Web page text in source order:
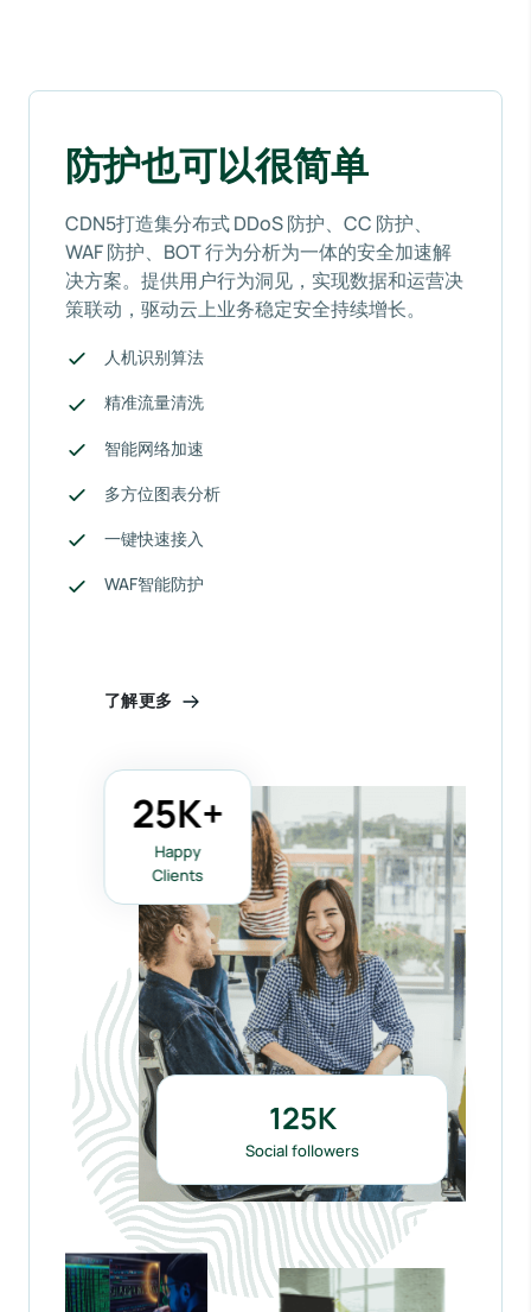
防护也可以很简单
CDN5打造集分布式 DDoS 防护、CC 防护、
WAF 防护、BOT 行为分析为一体的安全加速解
决方案。提供用户行为洞见，实现数据和运营决
策联动，驱动云上业务稳定安全持续增长。
人机识别算法
精准流量清洗
智能网络加速
多方位图表分析
一键快速接入
WAF智能防护
了解更多
25K+
Happy
Clients
125K
Social followers